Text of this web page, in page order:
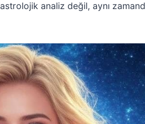
analiz değil, aynı